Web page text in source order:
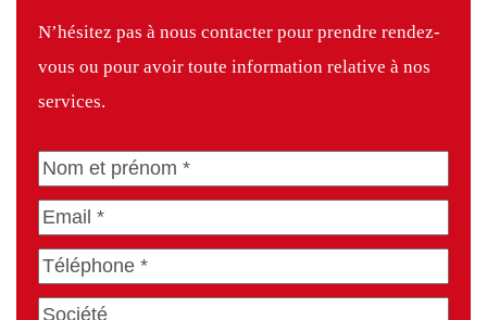
N’hésitez pas à nous contacter pour prendre rendez-
vous ou pour avoir toute information relative à nos
services.
Nom
et
prénom(Nécessaire)
Email(Nécessaire)
Téléphone(Nécessaire)
Société